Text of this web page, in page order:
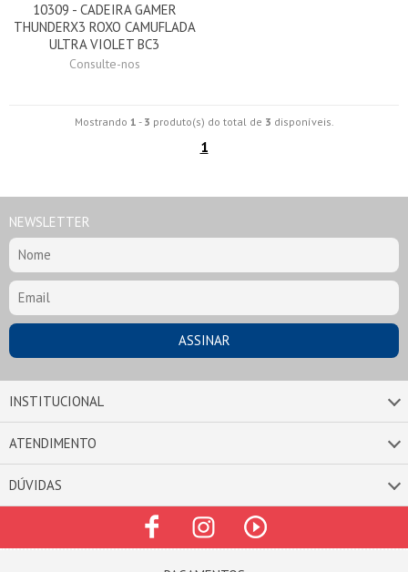
10309 - CADEIRA GAMER
THUNDERX3 ROXO CAMUFLADA
ULTRA VIOLET BC3
Consulte-nos
Mostrando 1 - 3 produto(s) do total de 3 disponíveis.
1
NEWSLETTER
INSTITUCIONAL
ATENDIMENTO
DÚVIDAS